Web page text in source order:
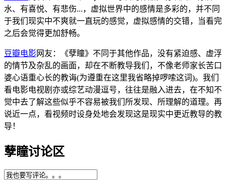
水、有喜悦、有悲伤...，虚拟世界中的感情是多彩的，并不同
于我们现实中不爽就一直玩的感觉，虚拟感情的交错，当看完
之后会觉得更加舒畅。
豆瓣电影网友：《孽瞳》不同于其他作品，没有紧迫感、虚浮
的情节及杂乱的画面，却在不断教导我们，不像老师家长苦口
婆心语重心长的教诲(为遵重在这里我省略掉啰嗦这词)。我们
看电影电视剧亦或综艺动漫逗号，往往是融入进去，在不知不
觉中去了解这些似乎不容易被我们所发现、所理解的道理。再
说近一点，看视频时设身处地会发现这是现实中更近教导的教
导！
孽瞳讨论区